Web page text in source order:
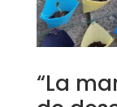
“La